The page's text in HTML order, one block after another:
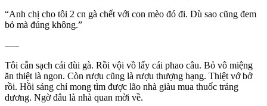
“Anh chị cho tôi 2 cn gà chết với con mèo đó đi. Dù sao cũng đem
bỏ mà đúng không.”
—–
Tôi cắn sạch cái đùi gà. Rồi vội vồ lấy cái phao câu. Bỏ vô miệng
ăn thiệt là ngon. Còn rượu cũng là rượu thượng hạng. Thiệt vớ bở
rồi. Hồi sáng chỉ mong tìm được lão nhà giàu mua thuốc tráng
dương. Ngờ đâu là nhà quan mời về.